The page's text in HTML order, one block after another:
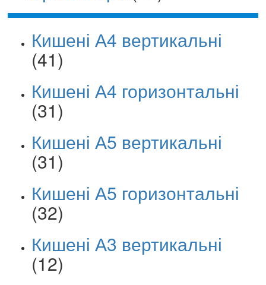
Кишені А4 вертикальні
(41)
Кишені А4 горизонтальні
(31)
Кишені А5 вертикальні
(31)
Кишені А5 горизонтальні
(32)
Кишені А3 вертикальні
(12)